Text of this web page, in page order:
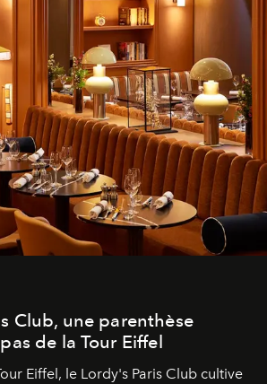
Club, une parenthèse
de la Tour Eiffel
Eiffel, le Lordy's Paris Club cultive